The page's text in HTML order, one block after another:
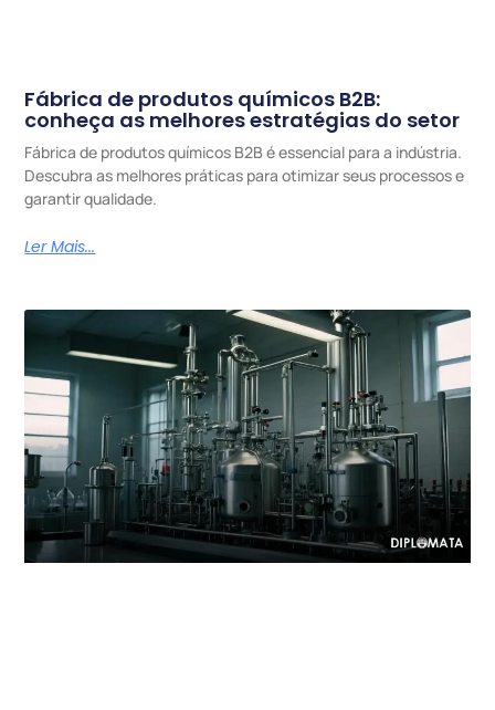
Fábrica de produtos químicos B2B:
conheça as melhores estratégias do setor
Fábrica de produtos químicos B2B é essencial para a indústria.
Descubra as melhores práticas para otimizar seus processos e
garantir qualidade.
Ler Mais...